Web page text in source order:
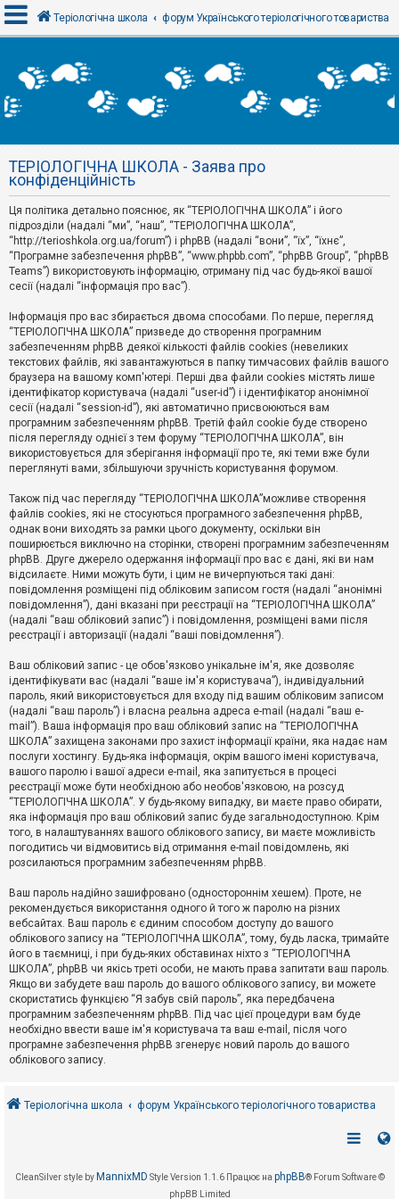
х
і
Р
е
с
т
р
а
ц
і
я
Т
е
м
и
б
е
з
в
і
д
о
і
д
е
й
А
т
и
в
е
м
и
П
о
ш
у
Д
о
м
о
г
Теріологічна школа форум Українського теріологічного товариства
ТЕРІОЛОГІЧНА ШКОЛА - Заява про
конфіденційність
Ця політика детально пояснює, як “ТЕРІОЛОГІЧНА ШКОЛА” і його
підрозділи (надалі “ми”, “наш”, “ТЕРІОЛОГІЧНА ШКОЛА”,
“http://terioshkola.org.ua/forum”) і phpBB (надалі “вони”, “їх”, “їхнє”,
“Програмне забезпечення phpBB”, “www.phpbb.com”, “phpBB Group”, “phpBB
Teams”) використовують інформацію, отриману під час будь-якої вашої
сесії (надалі “інформація про вас”).
Інформація про вас збирається двома способами. По перше, перегляд
“ТЕРІОЛОГІЧНА ШКОЛА” призведе до створення програмним
забезпеченням phpBB деякої кількості файлів cookies (невеликих
текстових файлів, які завантажуються в папку тимчасових файлів вашого
браузера на вашому комп'ютері. Перші два файли cookies містять лише
ідентифікатор користувача (надалі “user-id”) і ідентифікатор анонімної
сесії (надалі “session-id”), які автоматично присвоюються вам
програмним забезпеченням phpBB. Третій файл cookie буде створено
після перегляду однієї з тем форуму “ТЕРІОЛОГІЧНА ШКОЛА”, він
використовується для зберігання інформації про те, які теми вже були
переглянуті вами, збільшуючи зручність користування форумом.
Також під час перегляду “ТЕРІОЛОГІЧНА ШКОЛА”можливе створення
файлів cookies, які не стосуються програмного забезпечення phpBB,
однак вони виходять за рамки цього документу, оскільки він
поширюється виключно на сторінки, створені програмним забезпеченням
phpBB. Друге джерело одержання інформації про вас є дані, які ви нам
відсилаєте. Ними можуть бути, і цим не вичерпуються такі дані:
повідомлення розміщені під обліковим записом гостя (надалі “анонімні
повідомлення”), дані вказані при реєстрації на “ТЕРІОЛОГІЧНА ШКОЛА”
(надалі “ваш обліковий запис”) і повідомлення, розміщені вами після
реєстрації і авторизації (надалі “ваші повідомлення”).
Ваш обліковий запис - це обов'язково унікальне ім'я, яке дозволяє
ідентифікувати вас (надалі “ваше ім'я користувача”), індивідуальний
пароль, який використовується для входу під вашим обліковим записом
(надалі “ваш пароль”) і власна реальна адреса e-mail (надалі “ваш e-
mail”). Ваша інформація про ваш обліковий запис на “ТЕРІОЛОГІЧНА
ШКОЛА” захищена законами про захист інформації країни, яка надає нам
послуги хостингу. Будь-яка інформація, окрім вашого імені користувача,
вашого паролю і вашої адреси e-mail, яка запитується в процесі
реєстрації може бути необхідною або необов'язковою, на розсуд
“ТЕРІОЛОГІЧНА ШКОЛА”. У будь-якому випадку, ви маєте право обирати,
яка інформація про ваш обліковий запис буде загальнодоступною. Крім
того, в налаштуваннях вашого облікового запису, ви маєте можливість
погодитись чи відмовитись від отримання e-mail повідомлень, які
розсилаються програмним забезпеченням phpBB.
Ваш пароль надійно зашифровано (одностороннім хешем). Проте, не
рекомендується використання одного й того ж паролю на різних
вебсайтах. Ваш пароль є єдиним способом доступу до вашого
облікового запису на “ТЕРІОЛОГІЧНА ШКОЛА”, тому, будь ласка, тримайте
його в таємниці, і при будь-яких обставинах ніхто з “ТЕРІОЛОГІЧНА
ШКОЛА”, phpBB чи якісь треті особи, не мають права запитати ваш пароль.
Якщо ви забудете ваш пароль до вашого облікового запису, ви можете
скористатись функцією “Я забув свій пароль”, яка передбачена
програмним забезпеченням phpBB. Під час цієї процедури вам буде
необхідно ввести ваше ім'я користувача та ваш e-mail, після чого
програмне забезпечення phpBB згенерує новий пароль до вашого
облікового запису.
Теріологічна школа форум Українського теріологічного товариства
CleanSilver style by MannixMD Style Version 1.1.6 Працює на phpBB® Forum Software ©
phpBB Limited